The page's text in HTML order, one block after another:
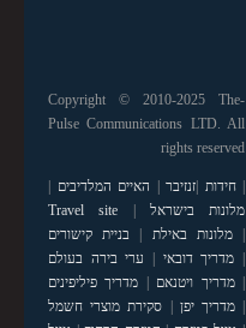
Copyright © 2010-2025 The-
Pulse Communications LTD. All
rights reserved
|חידות זנזיבר האיים המלדיבים
מלונות בישראל
Travel site
|מלונות באילת
בניית קישורים
מדריך דובאי
ערי בירה בעולם
|מדריך ויטנאם
מדריך פיליפינים
|מדריך יפן
סקירת מוצרי חשמל